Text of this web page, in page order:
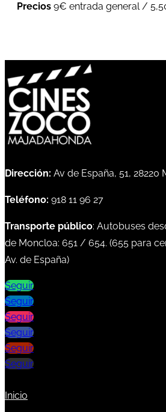
Precios 9€ entrada general /
Dirección: Av de España, 51,
Teléfono: 918 11 96 27
Transporte público: Autobuses
de Moncloa: 651 / 654. (655 para
Av. de España)
Seguir
Seguir
Seguir
Seguir
Seguir
Seguir
Inicio